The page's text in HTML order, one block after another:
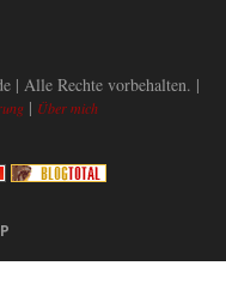
| Alle Rechte vorbehalten. |
| Über mich